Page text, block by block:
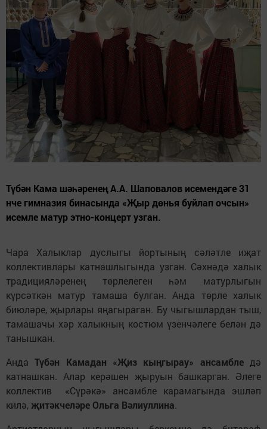
Түбән Кама шәһәренең А.А. Шаповалов исемендәге 31
нче гимназия бинасында «Җыр дөнья буйлап очсын»
исемле матур этно-концерт узган.
Чара Халыклар дуслыгы йортының сәләтле иҗат
коллективлары катнашлыгында узган. Сәхнәдә халык
традицияләренең төрлелеген һәм матурлыгын
күрсәткән матур тамаша булган. Анда төрле халык
биюләре, җырлары яңагыраган. Бу чыгышлардан тыш,
тамашачы хәр халыкның костюм үзенчәлеге белән дә
танышкан.
АндаТүбән Камадан «Җиз кыңгырау» ансамбле дә
катнашкан. Алар керәшен җыруын башкарган. Әлеге
коллектив «Сүрәкә» ансамбле карамагында эшләп
килә, җитәкчеләре Ольга Вәлиуллина.